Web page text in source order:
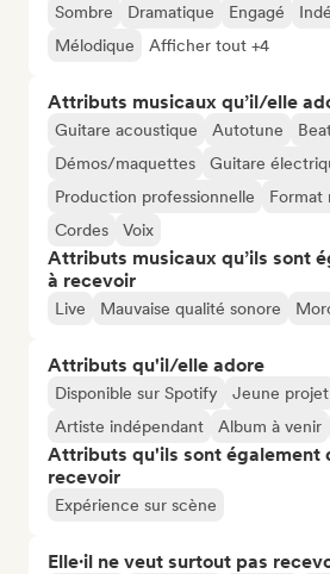
Sombre Dramatique Engagé Indé
Mélodique
Afficher tout +4
Attributs musicaux qu’il/elle
Guitare acoustique Autotune
Démos/maquettes
Guitare
Production professionnelle
Format
Cordes
Voix
Attributs musicaux qu’ils sont
à recevoir
Live Mauvaise qualité sonore
Attributs qu'il/elle adore
Disponible sur Spotify
Jeune projet
Artiste indépendant
Album à venir
Attributs qu'ils sont également
recevoir
Expérience sur scène
Elle·il ne veut surtout pas